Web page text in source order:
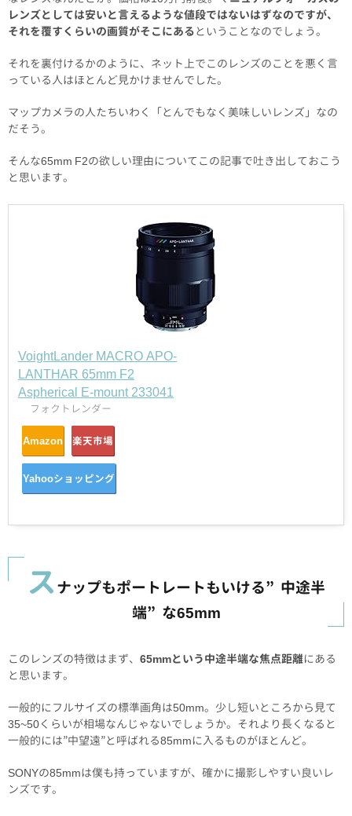
レンズとしては安いと言えるような値段ではないはずなのですが、
それを覆すくらいの画質がそこにあるということなのでしょう。
それを裏付けるかのように、ネット上でこのレンズのことを悪く言
っている人はほとんど見かけませんでした。
マップカメラの人たちいわく「とんでもなく美味しいレンズ」なの
だそう。
そんな65mm F2の欲しい理由についてこの記事で吐き出しておこう
と思います。
VoightLander MACRO APO-
LANTHAR 65mm F2
Aspherical E-mount 233041
フォクトレンダー
Amazon 楽天市場
Yahooショッピング
スナップもポートレートもいける”中途半
端”な65mm
このレンズの特徴はまず、 65mmという中途半端な焦点距離にある
と思います。
一般的にフルサイズの標準画角は50mm。少し短いところから見て
35~50くらいが相場なんじゃないでしょうか。それより長くなると
一般的には”中望遠”と呼ばれる85mmに入るものがほとんど。
SONYの85mmは僕も持っていますが、確かに撮影しやすい良いレ
ンズです。